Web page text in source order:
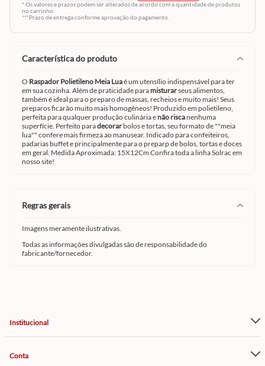
* Os valores e prazos podem ser alterados de acordo com a quantidade de produtos
no carrinho.
***Prazo de entrega conforme aprovação do pagamento.
característica do produto
O Raspador Polietileno Meia Luaé um utensílio indispensável para ter
em sua cozinha. Além de praticidade paramisturarseus alimentos,
também é ideal para o preparo de massas, recheios e muito mais! Seus
preparos ficarão muito mais homogêneos! Produzido em polietileno,
perfeita para qualquer produção culinária enão riscanenhuma
superfície. Perfeito paradecorar bolos e tortas, seu formato de ""meia
lua"" confere mais firmeza ao manusear. Indicado para confeiteiros,
padarias buffet e principalmente para o preparp de bolos, tortas e doces
em geral. Medida Aproximada: 15X12Cm Confira toda a linhaSolrac em
nosso site!
regras gerais
Imagens meramente ilustrativas.
Todas as informações divulgadas são de responsabilidade do
fabricante/fornecedor.
Institucional
Conta